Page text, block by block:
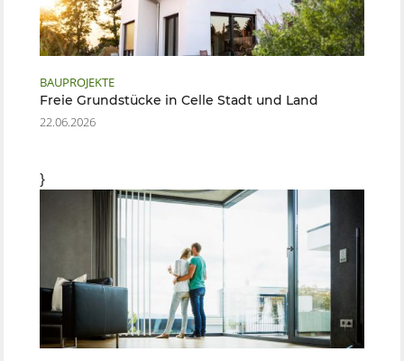
BAUPROJEKTE
Freie Grundstücke in Celle Stadt und Land
22.06.2026
}